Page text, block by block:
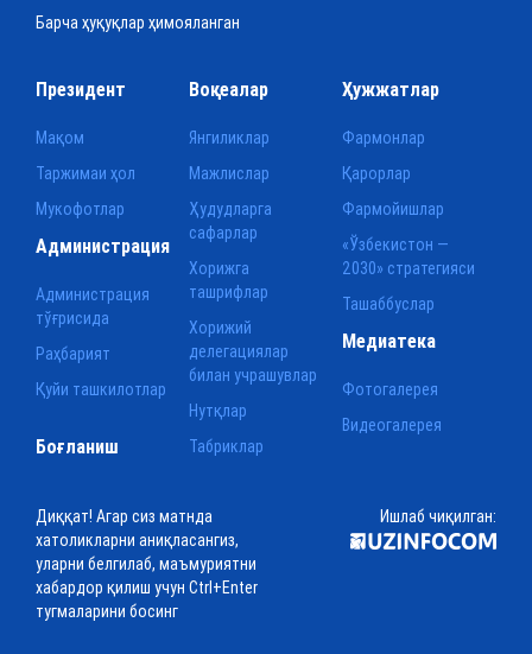
Барча ҳуқуқлар ҳимояланган
Президент
Мақом
Таржимаи ҳол
Мукофотлар
Воқеалар
Янгиликлар
Мажлислар
Ҳудудларга
сафарлар
Хорижга
ташрифлар
Хорижий
делегациялар
билан учрашувлар
Нутқлар
Табриклар
Ҳужжатлар
Фармонлар
Қарорлар
Фармойишлар
«Ўзбекистон —
2030» стратегияси
Ташаббуслар
Администрация
Администрация
тўғрисида
Раҳбарият
Қуйи ташкилотлар
Медиатека
Фотогалерея
Видеогалерея
Боғланиш
Диққат! Агар сиз матнда
хатоликларни аниқласангиз,
уларни белгилаб, маъмуриятни
хабардор қилиш учун Ctrl+Enter
тугмаларини босинг
Ишлаб чиқилган: